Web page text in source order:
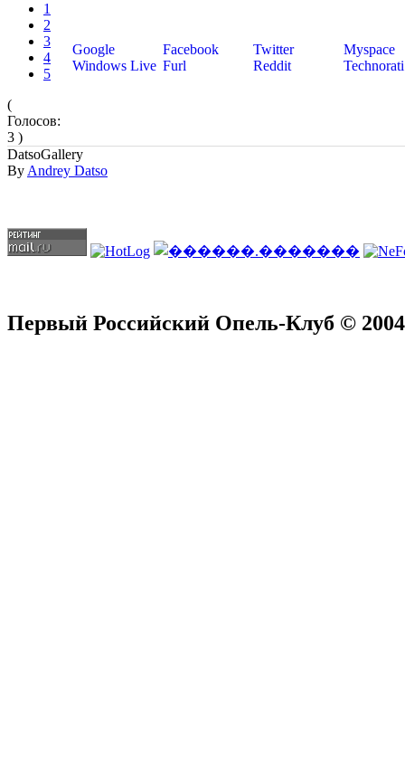
1
2
3
4
5
(
Голосов:
3 )
Google Facebook Twitter
Myspace
Windows Live Furl Reddit Technorati
DatsoGallery
By Andrey Datso
Первый Российский Опель-Клуб ©